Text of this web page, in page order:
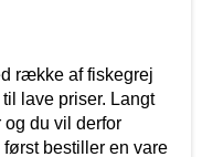
række af fiskegrej
lave priser. Langt
og du vil derfor
bestiller en vare